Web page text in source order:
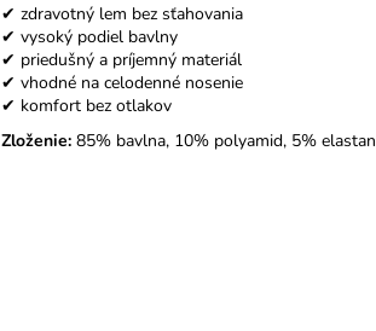
✔ zdravotný lem bez sťahovania
✔ vysoký podiel bavlny
✔ priedušný a príjemný materiál
✔ vhodné na celodenné nosenie
✔ komfort bez otlakov
Zloženie: 85% bavlna, 10% polyamid, 5% elastan